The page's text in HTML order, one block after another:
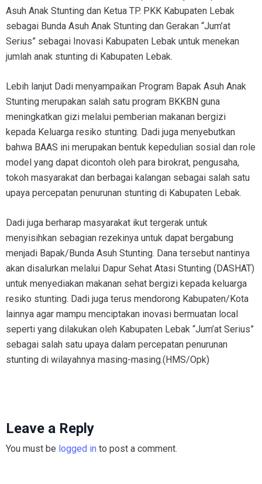
Asuh Anak Stunting dan Ketua TP. PKK Kabupaten Lebak
sebagai Bunda Asuh Anak Stunting dan Gerakan “Jum’at
Serius” sebagai Inovasi Kabupaten Lebak untuk menekan
jumlah anak stunting di Kabupaten Lebak.
Lebih lanjut Dadi menyampaikan Program Bapak Asuh Anak
Stunting merupakan salah satu program BKKBN guna
meningkatkan gizi melalui pemberian makanan bergizi
kepada Keluarga resiko stunting. Dadi juga menyebutkan
bahwa BAAS ini merupakan bentuk kepedulian sosial dan role
model yang dapat dicontoh oleh para birokrat, pengusaha,
tokoh masyarakat dan berbagai kalangan sebagai salah satu
upaya percepatan penurunan stunting di Kabupaten Lebak.
Dadi juga berharap masyarakat ikut tergerak untuk
menyisihkan sebagian rezekinya untuk dapat bergabung
menjadi Bapak/Bunda Asuh Stunting. Dana tersebut nantinya
akan disalurkan melalui Dapur Sehat Atasi Stunting (DASHAT)
untuk menyediakan makanan sehat bergizi kepada keluarga
resiko stunting. Dadi juga terus mendorong Kabupaten/Kota
lainnya agar mampu menciptakan inovasi bermuatan local
seperti yang dilakukan oleh Kabupaten Lebak “Jum’at Serius”
sebagai salah satu upaya dalam percepatan penurunan
stunting di wilayahnya masing-masing.(HMS/Opk)
Leave a Reply
You must be logged in to post a comment.